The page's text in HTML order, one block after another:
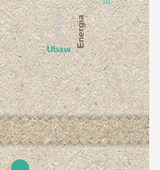
Wpływ Energia
Ubaw